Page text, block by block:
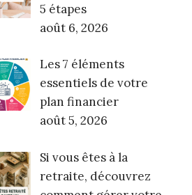
5 étapes
août 6, 2026
Les 7 éléments
essentiels de votre
plan financier
août 5, 2026
Si vous êtes à la
retraite, découvrez